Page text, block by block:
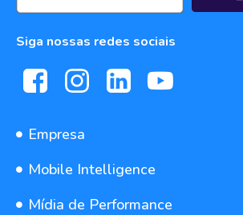
Siga nossas redes sociais
Empresa
Mobile Intelligence
Mídia de Performance